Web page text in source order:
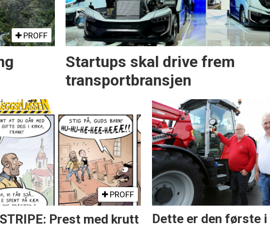
PROFF
Startups skal drive frem
transportbransjen
PROFF
Prest med krutt
Dette er den første i